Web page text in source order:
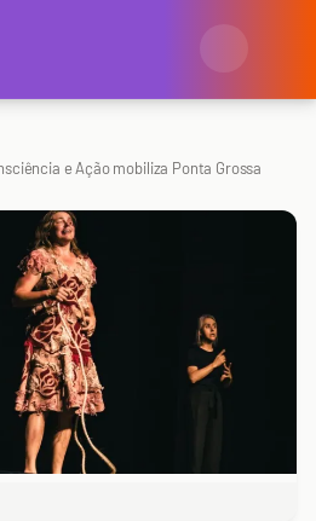
e Ação mobiliza Ponta Grossa